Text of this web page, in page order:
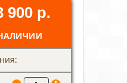
900 р.